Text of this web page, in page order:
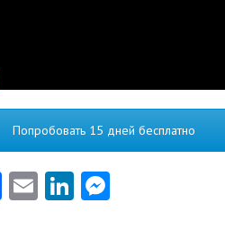
Попробовать 15 дней бесплатно
Facebook
EmailLinkedIn
Messenger